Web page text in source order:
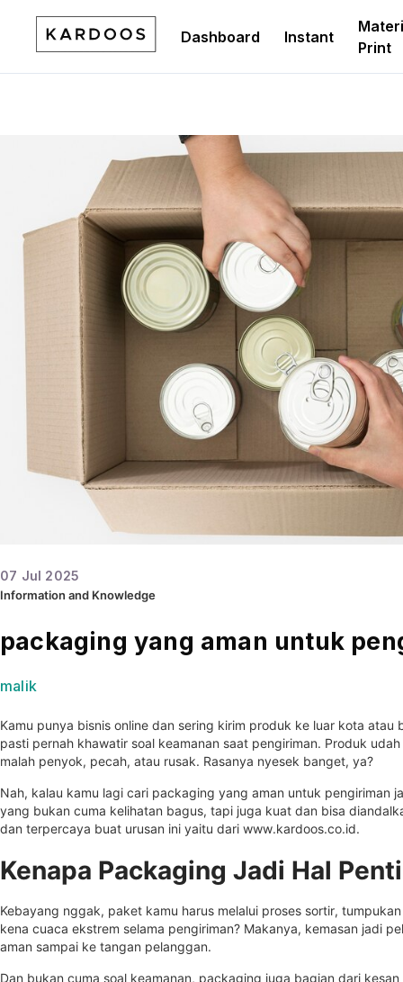
Dashboard Instant
Print
07 Jul 2025
Information and Knowledge
packaging yang aman untuk
malik
Kamu punya bisnis online dan sering kirim produk ke luar kota atau
pasti pernah khawatir soal keamanan saat pengiriman. Produk
malah penyok, pecah, atau rusak. Rasanya nyesek banget, ya?
Nah, kalau kamu lagi cari packaging yang aman untuk pengiriman
yang bukan cuma kelihatan bagus, tapi juga kuat dan bisa
dan terpercaya buat urusan ini yaitu dari www.kardoos.co.id.
Kenapa Packaging Jadi Hal
Kebayang nggak, paket kamu harus melalui proses sortir,
kena cuaca ekstrem selama pengiriman? Makanya, kemasan jadi
aman sampai ke tangan pelanggan.
Dan bukan cuma soal keamanan, packaging juga bagian dari